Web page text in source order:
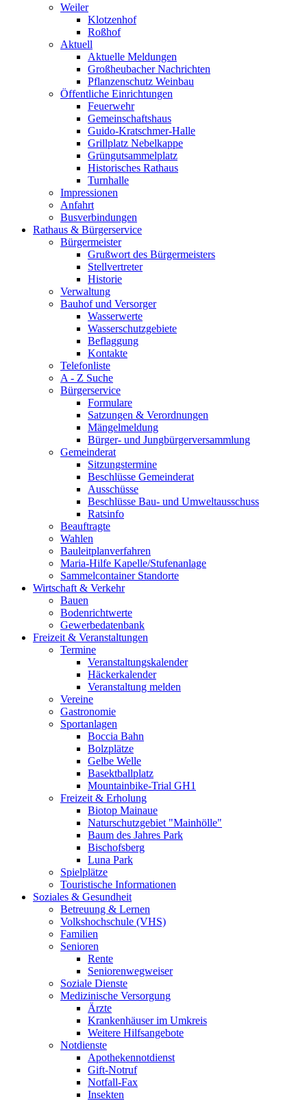
Weiler
Klotzenhof
Roßhof
Aktuell
Aktuelle Meldungen
Großheubacher Nachrichten
Pflanzenschutz Weinbau
Öffentliche Einrichtungen
Feuerwehr
Gemeinschaftshaus
Guido-Kratschmer-Halle
Grillplatz Nebelkappe
Grüngutsammelplatz
Historisches Rathaus
Turnhalle
Impressionen
Anfahrt
Busverbindungen
Rathaus & Bürgerservice
Bürgermeister
Grußwort des Bürgermeisters
Stellvertreter
Historie
Verwaltung
Bauhof und Versorger
Wasserwerte
Wasserschutzgebiete
Beflaggung
Kontakte
Telefonliste
A - Z Suche
Bürgerservice
Formulare
Satzungen & Verordnungen
Mängelmeldung
Bürger- und Jungbürgerversammlung
Gemeinderat
Sitzungstermine
Beschlüsse Gemeinderat
Ausschüsse
Beschlüsse Bau- und Umweltausschuss
Ratsinfo
Beauftragte
Wahlen
Bauleitplanverfahren
Maria-Hilfe Kapelle/Stufenanlage
Sammelcontainer Standorte
Wirtschaft & Verkehr
Bauen
Bodenrichtwerte
Gewerbedatenbank
Freizeit & Veranstaltungen
Termine
Veranstaltungskalender
Häckerkalender
Veranstaltung melden
Vereine
Gastronomie
Sportanlagen
Boccia Bahn
Bolzplätze
Gelbe Welle
Basektballplatz
Mountainbike-Trial GH1
Freizeit & Erholung
Biotop Mainaue
Naturschutzgebiet "Mainhölle"
Baum des Jahres Park
Bischofsberg
Luna Park
Spielplätze
Touristische Informationen
Soziales & Gesundheit
Betreuung & Lernen
Volkshochschule (VHS)
Familien
Senioren
Rente
Seniorenwegweiser
Soziale Dienste
Medizinische Versorgung
Ärzte
Krankenhäuser im Umkreis
Weitere Hilfsangebote
Notdienste
Apothekennotdienst
Gift-Notruf
Notfall-Fax
Insekten